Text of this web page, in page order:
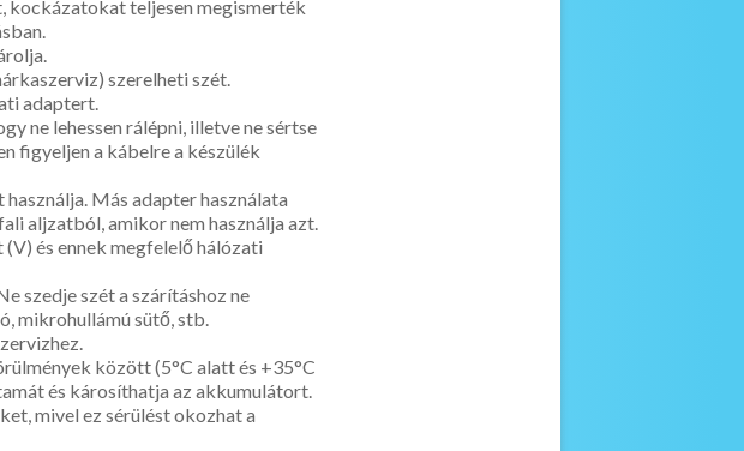
kockázatokat teljesen megismerték
szerelheti szét.
adaptert.
ne lehessen rálépni, illetve ne sértse
figyeljen a kábelre a készülék
Más adapter használata
aljzatból, amikor nem használja azt.
és ennek megfelelő hálózati
szedje szét a szárításhoz ne
mikrohullámú sütő, stb.
között (5°C alatt és +35°C
és károsíthatja az akkumulátort.
mivel ez sérülést okozhat a